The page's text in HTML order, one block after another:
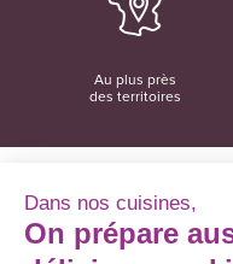
Au plus près
des territoires
Dans nos cuisines,
On prépare